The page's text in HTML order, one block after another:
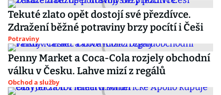
Tekuté zlato opět dostojí své přezdívce.
Zdražení běžné potraviny brzy pocítí i Češi
Potraviny
Penny Market a Coca-Cola rozjely obchodní
válku v Česku. Lahve mizí z regálů
Obchod a služby